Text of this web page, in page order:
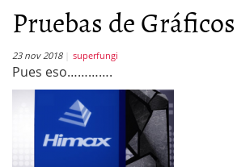
Pruebas de Gráficos
23 nov 2018 superfungi
Pues eso………….